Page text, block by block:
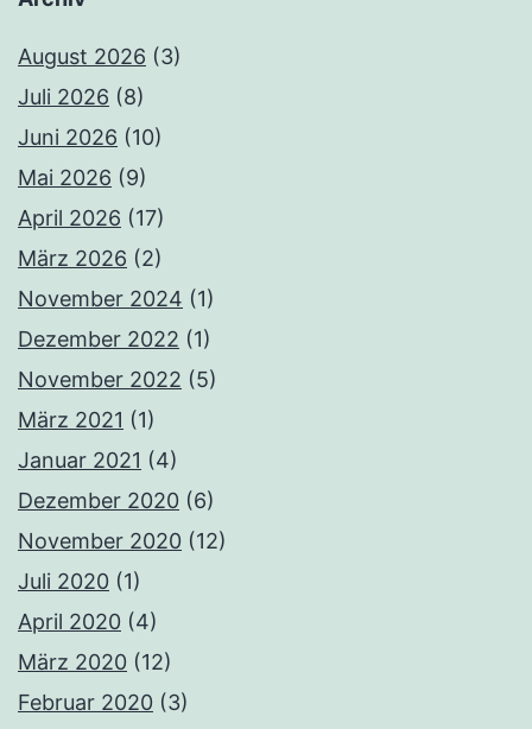
August 2026 (3)
Juli 2026 (8)
Juni 2026 (10)
Mai 2026 (9)
April 2026 (17)
März 2026 (2)
November 2024 (1)
Dezember 2022 (1)
November 2022 (5)
März 2021 (1)
Januar 2021 (4)
Dezember 2020 (6)
November 2020 (12)
Juli 2020 (1)
April 2020 (4)
März 2020 (12)
Februar 2020 (3)